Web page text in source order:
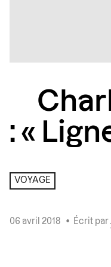
: «
VOYAGE
06 avril 2018 • Écrit par